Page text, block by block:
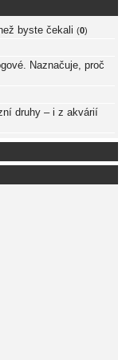
byste čekali (0)
Naznačuje, proč
druhy – i z akvárií